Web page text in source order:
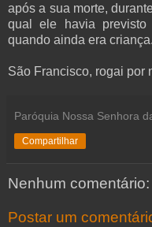
após a sua morte,
qual ele havia
quando ainda era criança.
São Francisco, rogai por
Paróquia Nossa Senhora
Compartilhar
Nenhum comentário:
Postar um